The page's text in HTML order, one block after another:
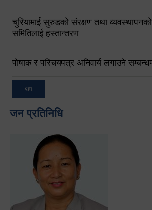
चुरियामाई सुरुङको संरक्षण तथा व्यवस्थापनको
समितिलाई हस्तान्तरण
पोषाक र परिचयपत्र अनिवार्य लगाउने
थप
जन प्रतिनिधि